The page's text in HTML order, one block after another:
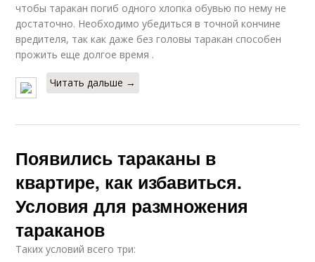
чтобы таракан погиб одного хлопка обувью по нему не
достаточно. Необходимо убедиться в точной кончине
вредителя, так как даже без головы таракан способен
прожить еще долгое время .
Читать дальше →
Появились тараканы в
квартире, как избавиться.
Условия для размножения
тараканов
Таких условий всего три: